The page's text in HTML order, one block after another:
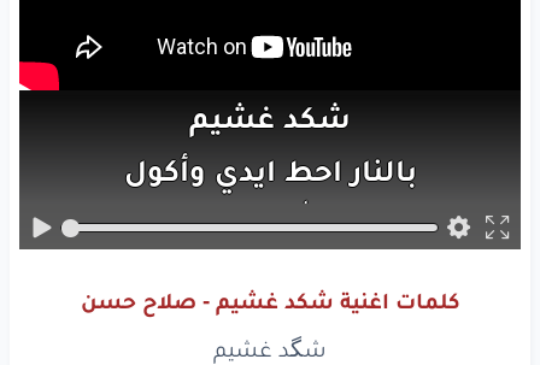
شكد غشيم
بالنار احط ايدي وأكول
اللهكريم
أكول
جتني
كلمات اغنية شكد غشيم - صلاح حسن
شگد غشيم